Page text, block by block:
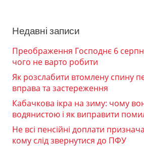
Недавні записи
Преображення Господнє 6
чого не варто робити
Як розслабити втомлену спину
вправа та застереження
Кабачкова ікра на зиму: чому
водянистою і як виправити
Не всі пенсійні доплати
кому слід звернутися до ПФУ